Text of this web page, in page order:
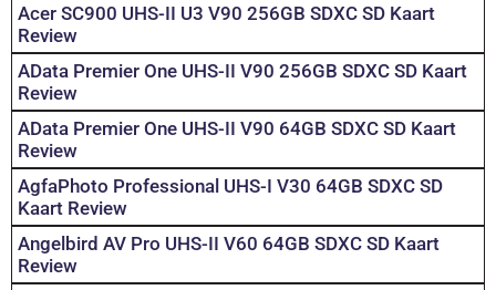
Acer SC900 UHS-II U3 V90 256GB SDXC SD Kaart
Review
AData Premier One UHS-II V90 256GB SDXC SD Kaart
Review
AData Premier One UHS-II V90 64GB SDXC SD Kaart
Review
AgfaPhoto Professional UHS-I V30 64GB SDXC SD
Kaart Review
Angelbird AV Pro UHS-II V60 64GB SDXC SD Kaart
Review